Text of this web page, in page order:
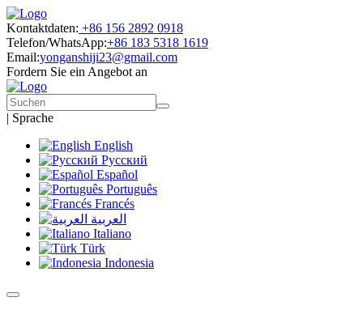
Kontaktdaten: +86 156 2892 0918
Telefon/WhatsApp:+86 183 5318 1619
Email:yonganshiji23@gmail.com
Fordern Sie ein Angebot an
| Sprache
English
Русский
Español
Português
Francés
العربية
Italiano
Türk
Indonesia